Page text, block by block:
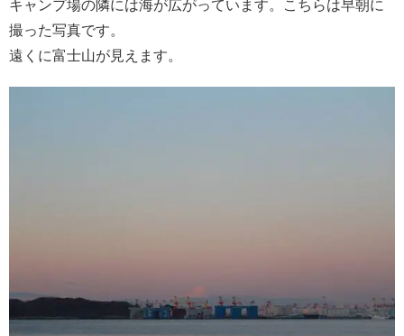
キャンプ場の隣には海が広がっています。こちらは早朝に
撮った写真です。
遠くに富士山が見えます。